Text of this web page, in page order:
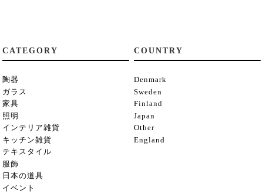
CATEGORY
陶器
ガラス
家具
照明
インテリア雑貨
キッチン雑貨
テキスタイル
服飾
日本の道具
イベント
COUNTRY
Denmark
Sweden
Finland
Japan
Other
England